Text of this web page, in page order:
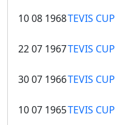
10 08 1968TEVIS CUP
22 07 1967TEVIS CUP
30 07 1966TEVIS CUP
10 07 1965TEVIS CUP